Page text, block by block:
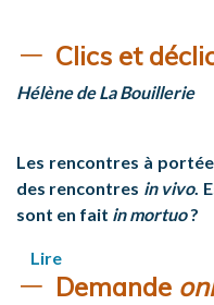
Clics et
Hélène de La Bouillerie
Les rencontres à
des rencontres in vivo.
sont en fait in mortuo?
Lire
Demande